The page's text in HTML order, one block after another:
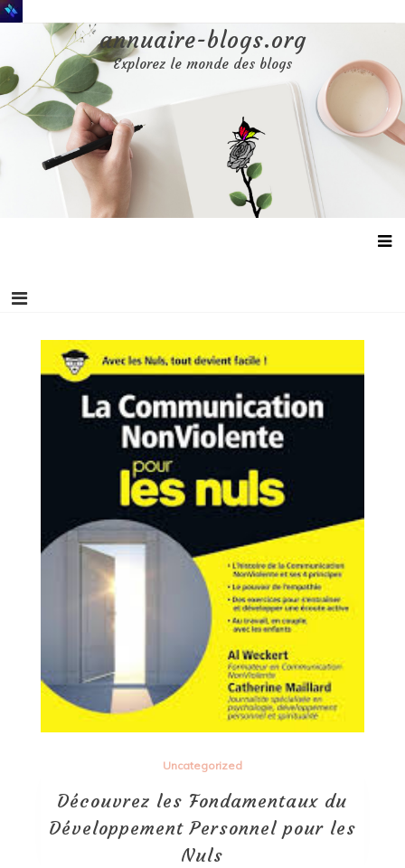
Aller
au
annuaire-blogs.org
Explorez le monde des blogs
Uncategorized
Découvrez les Fondamentaux du
Développement Personnel pour les
Nuls